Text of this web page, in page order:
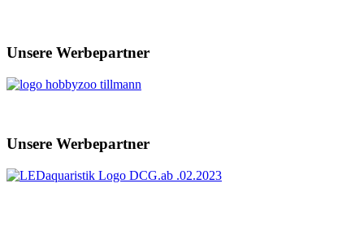
Unsere Werbepartner
Unsere Werbepartner